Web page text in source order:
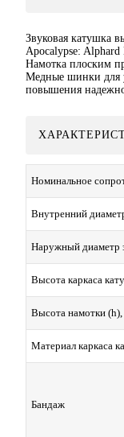
Звуковая катушка
Apocalypse:
Намотка плоским
Медные шинки для
повышения
Номинальное
Внутренний
Наружный диаметр
Высота каркаса
Высота намотки
Материал каркаса
Бандаж